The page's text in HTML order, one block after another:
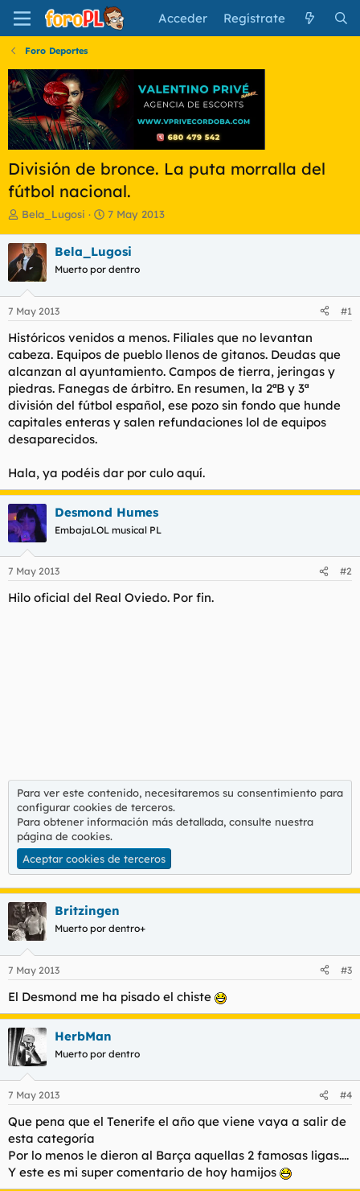
Acceder Regístrate
Foro Deportes
División de bronce. La puta morralla del
fútbol nacional.
I
i
c
i
a
d
o
d
e
l
t
e
a
Bela_Lugosi
F
h
a
e
i
c
i
o
7 May 2013
Bela_Lugosi
Muerto por dentro
7 May 2013 #1
Históricos venidos a menos. Filiales que no levantan
cabeza. Equipos de pueblo llenos de gitanos. Deudas que
alcanzan al ayuntamiento. Campos de tierra, jeringas y
piedras. Fanegas de árbitro. En resumen, la 2ªB y 3ª
división del fútbol español, ese pozo sin fondo que hunde
capitales enteras y salen refundaciones lol de equipos
desaparecidos.
Hala, ya podéis dar por culo aquí.
Desmond Humes
EmbajaLOL musical PL
7 May 2013 #2
Hilo oficial del Real Oviedo. Por fin.
Para ver este contenido, necesitaremos su consentimiento para
configurar cookies de terceros.
Para obtener información más detallada, consulte nuestra
página de cookies.
Aceptar cookies de terceros
Britzingen
Muerto por dentro+
7 May 2013 #3
El Desmond me ha pisado el chiste
HerbMan
Muerto por dentro
7 May 2013 #4
Que pena que el Tenerife el año que viene vaya a salir de
esta categoría
Por lo menos le dieron al Barça aquellas 2 famosas ligas....
Y este es mi super comentario de hoy hamijos